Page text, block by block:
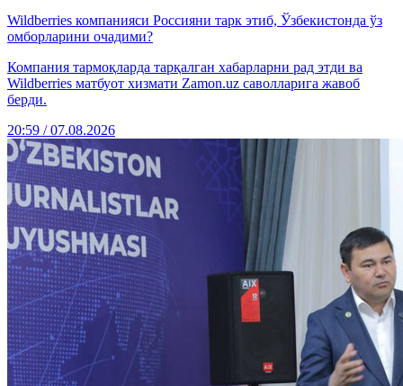
Wildberries компанияси Россияни тарк этиб, Ўзбекистонда ўз
омборларини очадими?
Компания тармоқларда тарқалган хабарларни рад этди ва
Wildberries матбуот хизмати Zamon.uz саволларига жавоб
берди.
20:59 / 07.08.2026